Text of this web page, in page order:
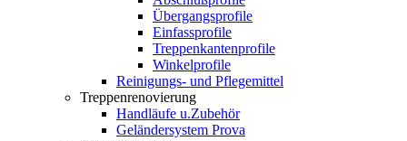
Übergangsprofile
Einfassprofile
Treppenkantenprofile
Winkelprofile
Reinigungs- und Pflegemittel
Treppenrenovierung
Handläufe u.Zubehör
Geländersystem Prova